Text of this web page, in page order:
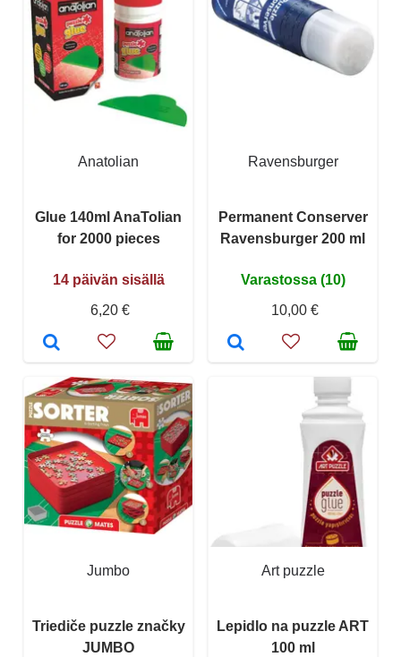
Anatolian
Glue 140ml AnaTolian
for 2000 pieces
14 päivän sisällä
6,20 €
Ravensburger
Permanent Conserver
Ravensburger 200 ml
Varastossa (10)
10,00 €
Jumbo
Triediče puzzle značky
JUMBO
Art puzzle
Lepidlo na puzzle ART
100 ml